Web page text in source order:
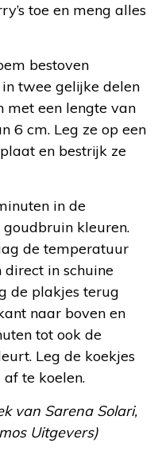
toe en meng alles
bestoven
twee gelijke delen
met een lengte van
6 cm. Leg ze op een
en bestrijk ze
in de
kleuren.
de temperatuur
direct in schuine
de plakjes terug
naar boven en
tot ook de
Leg de koekjes
te koelen.
van Sarena Solari,
Uitgevers)